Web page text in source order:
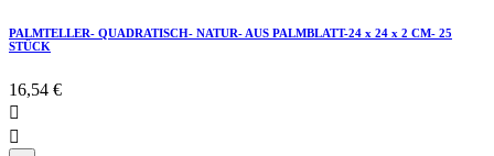
PALMTELLER- QUADRATISCH- NATUR- AUS PALMBLATT-24 x 24 x 2 CM- 25
STÜCK
16,54 €

